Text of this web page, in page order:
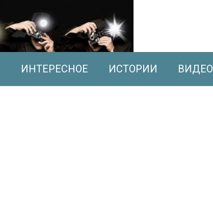
ИНТЕРЕСНОЕ ИСТОРИИ ВИДЕО